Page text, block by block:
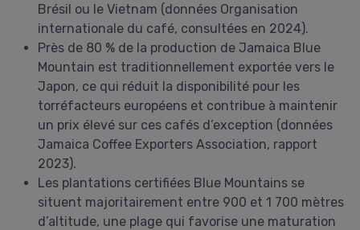
Brésil ou le Vietnam (données Organisation
internationale du café, consultées en 2024).
Près de 80 % de la production de Jamaica Blue
Mountain est traditionnellement exportée vers le
Japon, ce qui réduit la disponibilité pour les
torréfacteurs européens et contribue à maintenir
un prix élevé sur ces cafés d’exception (données
Jamaica Coffee Exporters Association, rapport
2023).
Les plantations certifiées Blue Mountains se
situent majoritairement entre 900 et 1 700 mètres
d’altitude, une plage qui favorise une maturation